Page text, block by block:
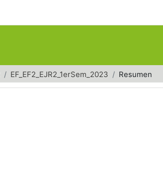
EF_EF2_EJR2_1erSem_2023 Resumen